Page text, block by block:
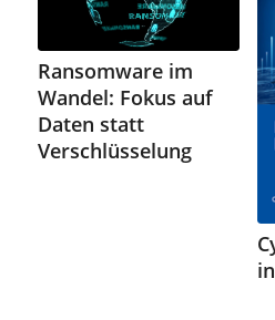
Ransomware im
Wandel: Fokus auf
Daten statt
Verschlüsselung